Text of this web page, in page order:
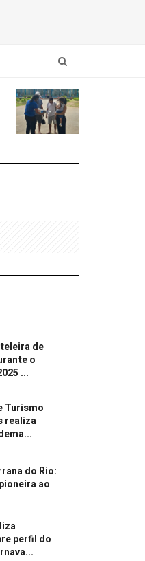
de
o
...
Turismo
realiza
do Rio:
ao
perfil do